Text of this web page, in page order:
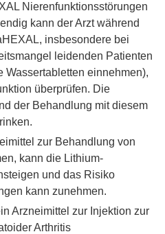
Nierenfunktionsstörungen
kann der Arzt während
insbesondere bei
leidenden Patienten
Wassertabletten einnehmen),
überprüfen. Die
der Behandlung mit diesem
zur Behandlung von
kann die Lithium-
und das Risiko
kann zunehmen.
Arzneimittel zur Injektion zur
Arthritis